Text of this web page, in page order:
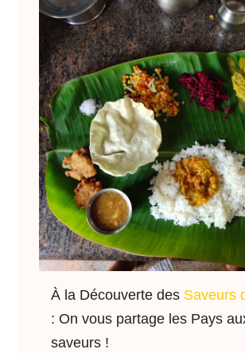
À la Découverte des Saveurs
: On vous partage les Pays
saveurs !